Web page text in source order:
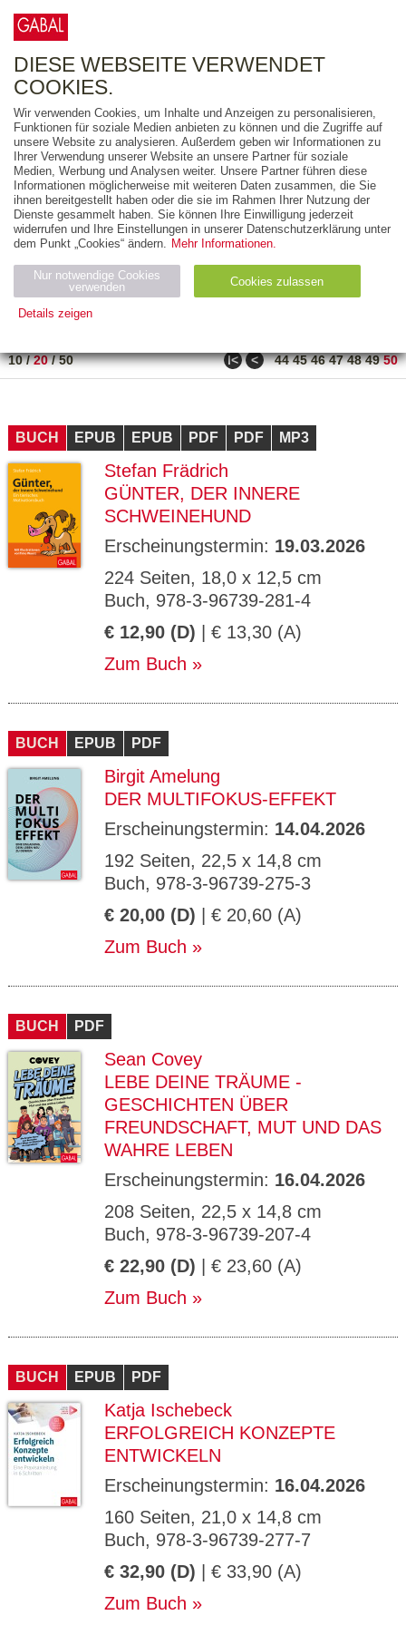
FREITEXT
AUSGABEART
AUS DER REIHE
ZUM THEMA
Neuerscheinung
Bestseller
PREIS
10/20/50 ǀ< < 44 45 46 47 48 49 50
BUCH EPUB EPUB PDF PDF MP3
Stefan Frädrich
GÜNTER, DER INNERE
SCHWEINEHUND
Erscheinungstermin: 19.03.2026
224 Seiten, 18,0 x 12,5 cm
Buch, 978-3-96739-281-4
€ 12,90 (D) | € 13,30 (A)
Zum Buch
BUCH EPUB PDF
Birgit Amelung
DER MULTIFOKUS-EFFEKT
Erscheinungstermin: 14.04.2026
192 Seiten, 22,5 x 14,8 cm
Buch, 978-3-96739-275-3
€ 20,00 (D) | € 20,60 (A)
Zum Buch
BUCH PDF
Sean Covey
LEBE DEINE TRÄUME -
GESCHICHTEN ÜBER
FREUNDSCHAFT, MUT UND DAS
WAHRE LEBEN
Erscheinungstermin: 16.04.2026
208 Seiten, 22,5 x 14,8 cm
Buch, 978-3-96739-207-4
€ 22,90 (D) | € 23,60 (A)
Zum Buch
BUCH EPUB PDF
Katja Ischebeck
ERFOLGREICH KONZEPTE
ENTWICKELN
Erscheinungstermin: 16.04.2026
160 Seiten, 21,0 x 14,8 cm
Buch, 978-3-96739-277-7
€ 32,90 (D) | € 33,90 (A)
Zum Buch
DIESE WEBSEITE VERWENDET
COOKIES.
Wir verwenden Cookies, um Inhalte und Anzeigen zu personalisieren,
Funktionen für soziale Medien anbieten zu können und die Zugriffe auf
unsere Website zu analysieren. Außerdem geben wir Informationen zu
Ihrer Verwendung unserer Website an unsere Partner für soziale
Medien, Werbung und Analysen weiter. Unsere Partner führen diese
Informationen möglicherweise mit weiteren Daten zusammen, die Sie
ihnen bereitgestellt haben oder die sie im Rahmen Ihrer Nutzung der
Dienste gesammelt haben. Sie können Ihre Einwilligung jederzeit
widerrufen und Ihre Einstellungen in unserer Datenschutzerklärung unter
dem Punkt „Cookies“ ändern. Mehr Informationen.
Nur notwendige Cookies
verwenden
Cookies zulassen
Details zeigen
Name Zweck
ESSION
_ID
verlag.
de
Session verwendet
GV_CO
OKIES
gabal-
Speichert den Zustimmungsstatus des
Benutzers für Cookies auf der aktuellen
Domäne.